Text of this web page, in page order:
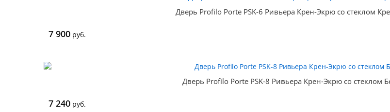
Дверь Profilo Porte PSK-6 Ривьера Крен-Экрю со стеклом
7 900 руб.
Дверь Profilo Porte PSK-8 Ривьера Крен-Экрю со стеклом
7 240 руб.